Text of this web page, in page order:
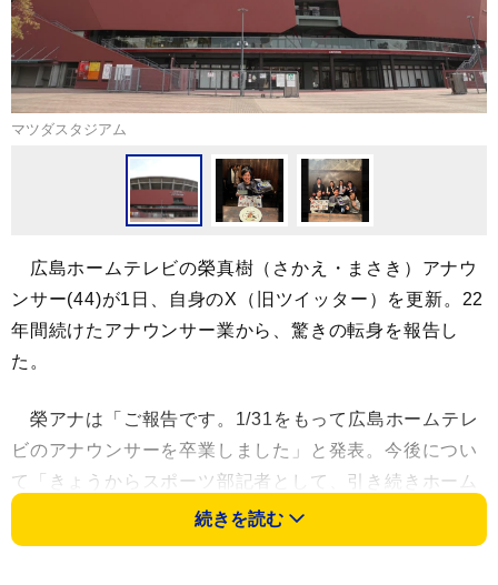
マツダスタジアム
広島ホームテレビの榮真樹（さかえ・まさき）アナウ
ンサー(44)が1日、自身のX（旧ツイッター）を更新。22
年間続けたアナウンサー業から、驚きの転身を報告し
た。
榮アナは「ご報告です。1/31をもって広島ホームテレ
ビのアナウンサーを卒業しました」と発表。今後につい
て「きょうからスポーツ部記者として、引き続きホーム
テレビで働きます」と同局内での部署の異動を伝えた。
続きを読む